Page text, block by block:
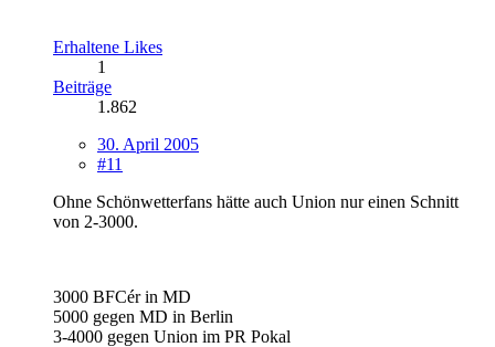
Erhaltene Likes
1
Beiträge
1.862
30. April 2005
#11
Ohne Schönwetterfans hätte auch Union nur einen Schnitt
von 2-3000.
3000 BFCér in MD
5000 gegen MD in Berlin
3-4000 gegen Union im PR Pokal